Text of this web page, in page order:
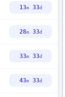
13m31d
28m31d
33m31d
43m31d